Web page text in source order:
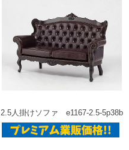
2.5人掛けソファ e1167-2.5-5p38b